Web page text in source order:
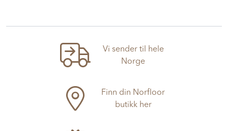
Vi sender til hele
Norge
Finn din Norfloor
butikk her